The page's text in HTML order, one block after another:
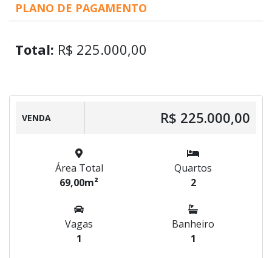
PLANO DE PAGAMENTO
Total: R$ 225.000,00
VENDA R$ 225.000,00
Área Total
69,00m²
Quartos
2
Vagas
1
Banheiro
1